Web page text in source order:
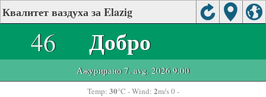
Квалитет ваздуха за Elazig
46 Добро
Ажурирано 7. avg. 2026 9:00
Temp: 30°C - Wind: 2m/s 0 -